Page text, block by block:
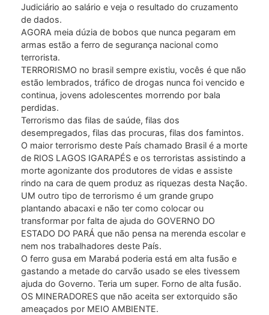
Judiciário ao salário e veja o resultado do cruzamento
de dados.
AGORA meia dúzia de bobos que nunca pegaram em
armas estão a ferro de segurança nacional como
terrorista.
TERRORISMO no brasil sempre existiu, vocês é que não
estão lembrados, tráfico de drogas nunca foi vencido e
continua, jovens adolescentes morrendo por bala
perdidas.
Terrorismo das filas de saúde, filas dos
desempregados, filas das procuras, filas dos famintos.
O maior terrorismo deste País chamado Brasil é a morte
de RIOS LAGOS IGARAPÉS e os terroristas assistindo a
morte agonizante dos produtores de vidas e assiste
rindo na cara de quem produz as riquezas desta Nação.
UM outro tipo de terrorismo é um grande grupo
plantando abacaxi e não ter como colocar ou
transformar por falta de ajuda do GOVERNO DO
ESTADO DO PARÁ que não pensa na merenda escolar e
nem nos trabalhadores deste País.
O ferro gusa em Marabá poderia está em alta fusão e
gastando a metade do carvão usado se eles tivessem
ajuda do Governo. Teria um super. Forno de alta fusão.
OS MINERADORES que não aceita ser extorquido são
ameaçados por MEIO AMBIENTE.